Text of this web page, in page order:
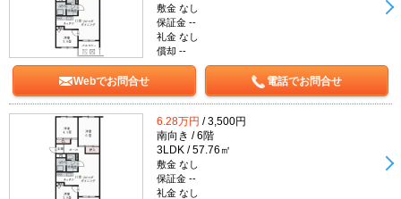
敷金 なし
保証金 --
礼金 なし
償却 --
Webでお問合せ 電話でお問合せ
6.28万円 / 3,500円
南向き / 6階
3LDK / 57.76㎡
敷金 なし
保証金 --
礼金 なし